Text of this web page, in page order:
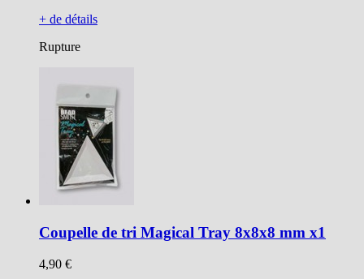
+ de détails
Rupture
Coupelle de tri Magical Tray 8x8x8 mm x1
4,90 €